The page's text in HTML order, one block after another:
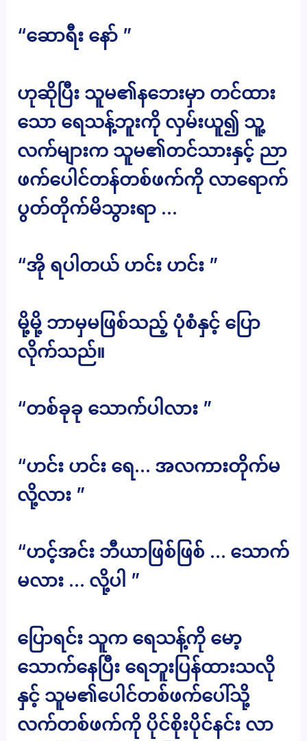
“ဆောရီး နော် ”
ဟုဆိုပြီး သူမ၏နဘေးမှာ တင်ထား
သော ရေသန့်ဘူးကို လှမ်းယူ၍ သူ့
လက်များက သူမ၏တင်သားနှင့် ညာ
ဖက်ပေါင်တန်တစ်ဖက်ကို လာရောက်
ပွတ်တိုက်မိသွားရာ …
“အို ရပါတယ် ဟင်း ဟင်း ”
မို့မို့ ဘာမှမဖြစ်သည့် ပုံစံနှင့် ပြော
လိုက်သည်။
“တစ်ခုခု သောက်ပါလား ”
“ဟင်း ဟင်း ရေ… အလကားတိုက်မ
လို့လား ”
“ဟင့်အင်း ဘီယာဖြစ်ဖြစ် … သောက်
မလား … လို့ပါ ”
ပြောရင်း သူက ရေသန့်ကို မော့
သောက်နေပြီး ရေဘူးပြန်ထားသလို
နှင့် သူမ၏ပေါင်တစ်ဖက်ပေါ်သို့
လက်တစ်ဖက်ကို ပိုင်စိုးပိုင်နင်း လာ